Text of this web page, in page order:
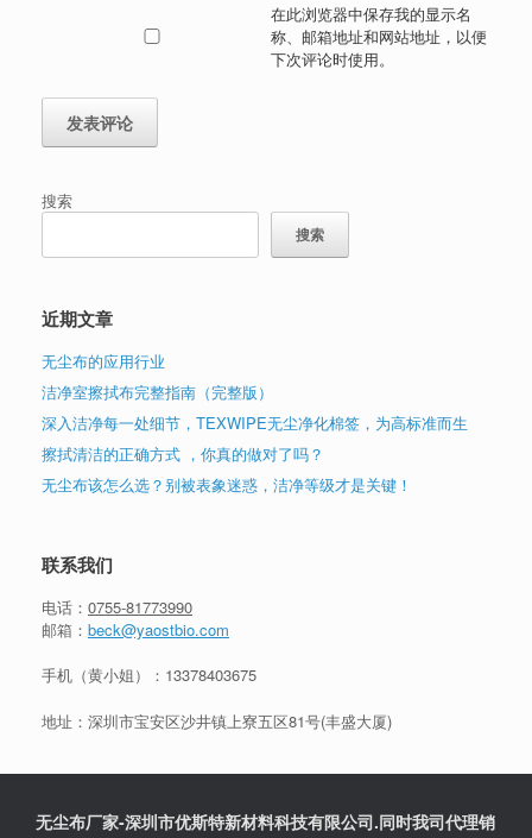
在此浏览器中保存我的显示名
称、邮箱地址和网站地址，以便
下次评论时使用。
搜索
搜索
近期文章
无尘布的应用行业
洁净室擦拭布完整指南（完整版）
深入洁净每一处细节，TEXWIPE无尘净化棉签，为高标准而生
擦拭清洁的正确方式 ，你真的做对了吗？
无尘布该怎么选？别被表象迷惑，洁净等级才是关键！
联系我们
电话： 0755-81773990
邮箱： beck@yaostbio.com
手机（黄小姐）： 13378403675
地址：深圳市宝安区沙井镇上寮五区81号(丰盛大厦)
无尘布厂家-深圳市优斯特新材料科技有限公司.同时我司代理销